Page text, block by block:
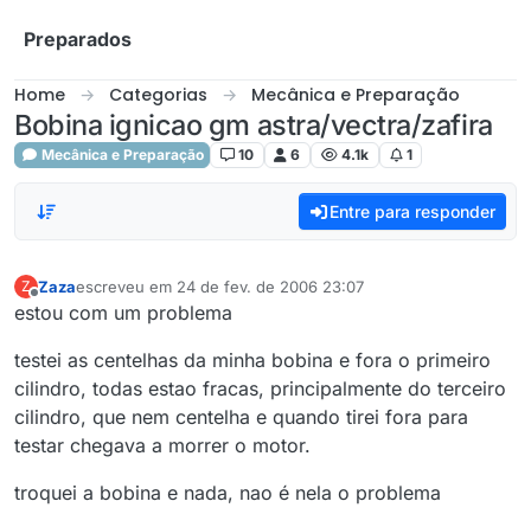
Preparados
Home Categorias Mecânica e Preparação
Bobina ignicao gm astra/vectra/zafira
Mecânica e Preparação 10 6 4.1k 1
Entre para responder
Z
Offline
Zazaescreveu em 24 de fev. de 2006 23:07
última edição por
estou com um problema
testei as centelhas da minha bobina e fora o primeiro
cilindro, todas estao fracas, principalmente do terceiro
cilindro, que nem centelha e quando tirei fora para
testar chegava a morrer o motor.
troquei a bobina e nada, nao é nela o problema